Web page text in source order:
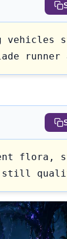
vehicles
flora,
still